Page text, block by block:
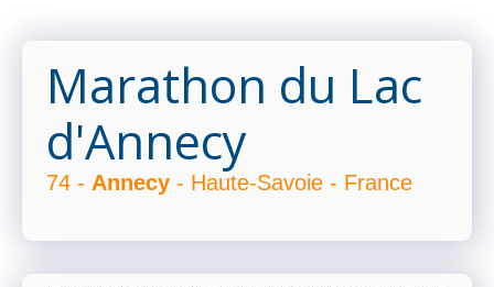
Marathon du Lac
d'Annecy
74 - Annecy - Haute-Savoie - France